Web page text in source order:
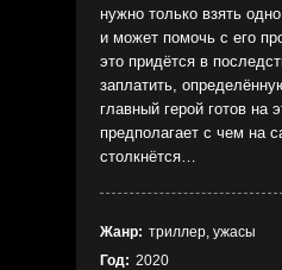
нужно только взять
и может помочь с его
это придётся в
заплатить,
главный герой готов на
предполагает с чем на
столкнётся…
Жанр: триллер, ужасы
Год: 2020